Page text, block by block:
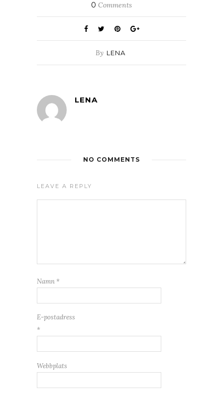
0 Comments
By LENA
LENA
NO COMMENTS
LEAVE A REPLY
Namn *
E-postadress
*
Webbplats